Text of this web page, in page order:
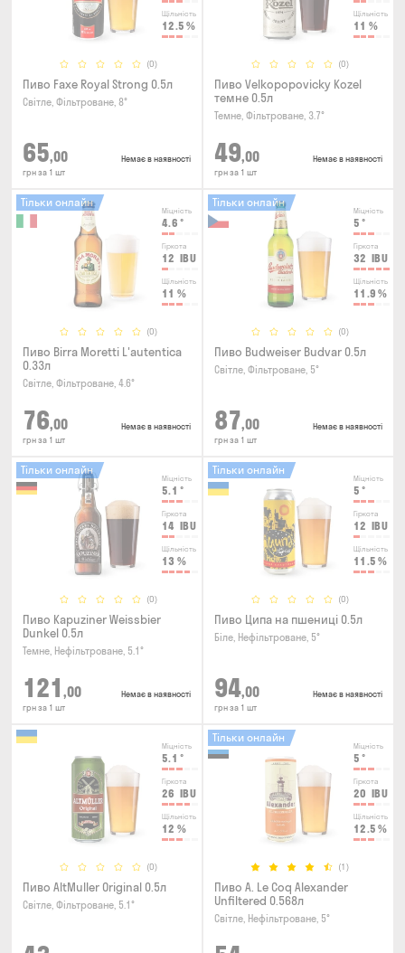
Щільність
12.5 %
(0)
Пиво Faxe Royal Strong 0.5л
Світле, Фільтроване, 8°
65,00
грн за 1 шт
Немає в наявності
Щільність
11 %
(0)
Пиво Velkopopovicky Kozel
темне 0.5л
Темне, Фільтроване, 3.7°
49,00
грн за 1 шт
Немає в наявності
Міцність
4.6 °
Гіркота
12 IBU
Щільність
11 %
(0)
Тільки онлайн
Пиво Birra Moretti L'autentica
0.33л
Світле, Фільтроване, 4.6°
76,00
грн за 1 шт
Немає в наявності
Міцність
5 °
Гіркота
32 IBU
Щільність
11.9 %
(0)
Тільки онлайн
Пиво Budweiser Budvar 0.5л
Світле, Фільтроване, 5°
87,00
грн за 1 шт
Немає в наявності
Міцність
5.1 °
Гіркота
14 IBU
Щільність
13 %
(0)
Тільки онлайн
Пиво Kapuziner Weissbier
Dunkel 0.5л
Темне, Нефільтроване, 5.1°
121 ,00
грн за 1 шт
Немає в наявності
Міцність
5 °
Гіркота
12 IBU
Щільність
11.5 %
(0)
Тільки онлайн
Пиво Ципа на пшениці 0.5л
Біле, Нефільтроване, 5°
94,00
грн за 1 шт
Немає в наявності
Міцність
5.1 °
Гіркота
26 IBU
Щільність
12 %
(0)
Пиво AltMuller Original 0.5л
Світле, Фільтроване, 5.1°
Міцність
5 °
Гіркота
20 IBU
Щільність
12.5 %
(1)
Тільки онлайн
Пиво A. Le Coq Alexander
Unfiltered 0.568л
Світле, Нефільтроване, 5°